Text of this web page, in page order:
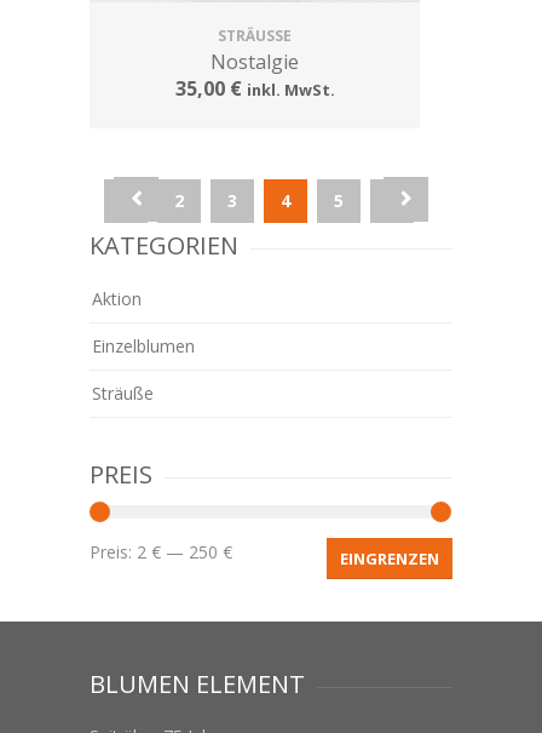
STRÄUSSE
Nostalgie
35,00 € inkl. MwSt.
2 3 4 5
KATEGORIEN
Aktion
Einzelblumen
Sträuße
PREIS
EINGRENZEN
Preis: 2 € — 250 €
BLUMEN ELEMENT